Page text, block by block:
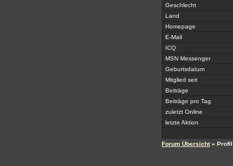
Geschlecht
Land
Homepage
E-Mail
ICQ
MSN Messenger
Geburtsdatum
Mitglied seit
Beiträge
Beiträge pro Tag
zuletzt Online
letzte Aktion
Forum Übersicht» Profil